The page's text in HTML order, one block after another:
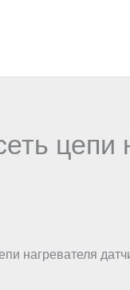
цепи
нагревателя